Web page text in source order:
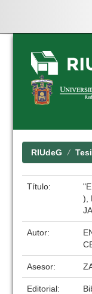
Skip
navigation
RIUdeG
Título:
),
Autor:
Asesor:
Editorial: